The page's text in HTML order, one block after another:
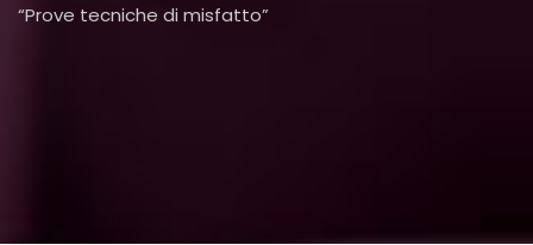
“Prove tecniche di misfatto”